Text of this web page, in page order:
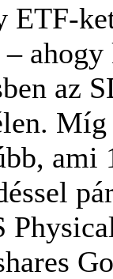
ETF-
az